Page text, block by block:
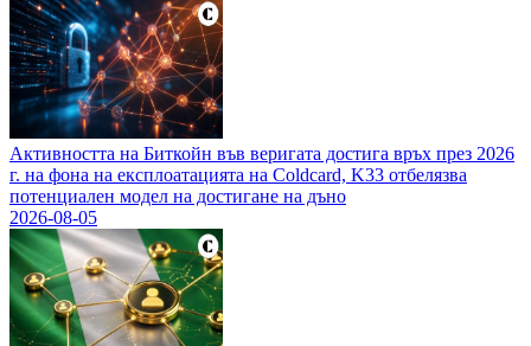
Активността на Биткойн във веригата достига връх през 2026
г. на фона на експлоатацията на Coldcard, K33 отбелязва
потенциален модел на достигане на дъно
2026-08-05